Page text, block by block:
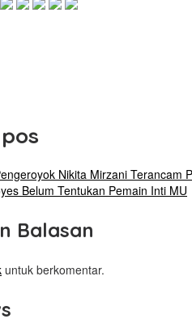
Nikita Mirzani Terancam
Belum Tentukan Pemain Inti MU
Balasan
untuk berkomentar.